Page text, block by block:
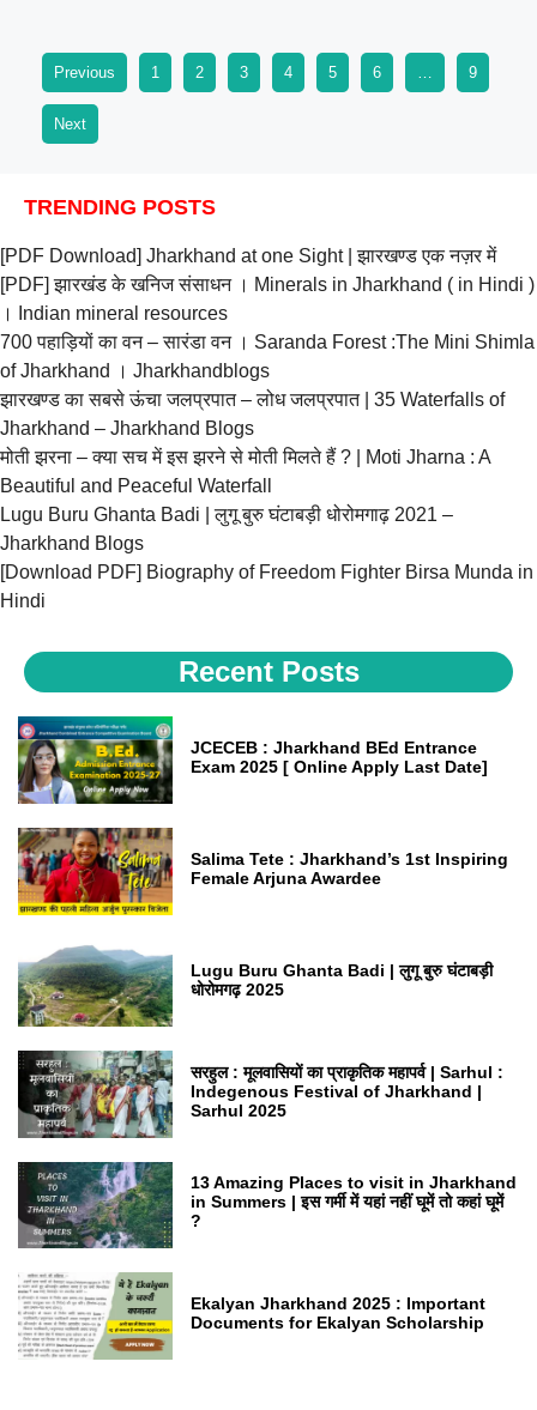
Previous 1 2 3 4 5 6 … 9
Next
TRENDING POSTS
[PDF Download] Jharkhand at one Sight | झारखण्ड एक नज़र में
[PDF] झारखंड के खनिज संसाधन । Minerals in Jharkhand ( in Hindi )
। Indian mineral resources
700 पहाड़ियों का वन – सारंडा वन । Saranda Forest :The Mini Shimla
of Jharkhand । Jharkhandblogs
झारखण्ड का सबसे ऊंचा जलप्रपात – लोध जलप्रपात | 35 Waterfalls of
Jharkhand – Jharkhand Blogs
मोती झरना – क्या सच में इस झरने से मोती मिलते हैं ? | Moti Jharna : A
Beautiful and Peaceful Waterfall
Lugu Buru Ghanta Badi | लुगू बुरु घंटाबड़ी धोरोमगाढ़ 2021 –
Jharkhand Blogs
[Download PDF] Biography of Freedom Fighter Birsa Munda in
Hindi
Recent Posts
JCECEB : Jharkhand BEd Entrance
Exam 2025 [ Online Apply Last Date]
Salima Tete : Jharkhand’s 1st Inspiring
Female Arjuna Awardee
Lugu Buru Ghanta Badi | लुगू बुरु घंटाबड़ी
धोरोमगढ़ 2025
सरहुल : मूलवासियों का प्राकृतिक महापर्व | Sarhul :
Indegenous Festival of Jharkhand |
Sarhul 2025
13 Amazing Places to visit in Jharkhand
in Summers | इस गर्मी में यहां नहीं घूमें तो कहां घूमें
?
Ekalyan Jharkhand 2025 : Important
Documents for Ekalyan Scholarship